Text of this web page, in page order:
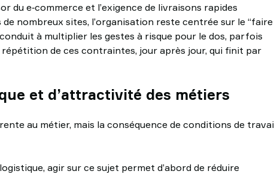
du e‑commerce et l’exigence de livraisons rapides
nombreux sites, l’organisation reste centrée sur le “faire
à multiplier les gestes à risque pour le dos, parfois
répétition de ces contraintes, jour après jour, qui finit par
et d’attractivité des métiers
au métier, mais la conséquence de conditions de
agir sur ce sujet permet d’abord de réduire